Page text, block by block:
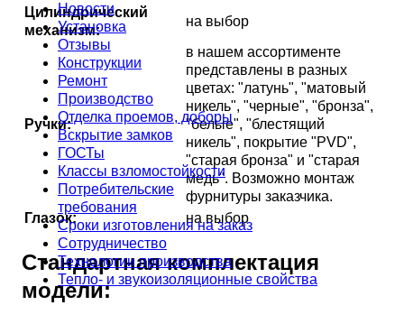
Новости
Установка
Отзывы
Конструкции
Ремонт
Производство
Отделка проемов, доборы
Вскрытие замков
ГОСТы
Классы взломостойкости
Потребительские
требования
Сроки изготовления на заказ
Сотрудничество
Технологии производства
Тепло- и звукоизоляционные свойства
Цилиндрический
механизм:
на выбор
Ручки:
в нашем ассортименте
представлены в разных
цветах: "латунь", "матовый
никель", "черные", "бронза",
"белые", "блестящий
никель", покрытие "PVD",
"старая бронза" и "старая
медь". Возможно монтаж
фурнитуры заказчика.
Глазок:
на выбор
Стандартная комплектация
модели: